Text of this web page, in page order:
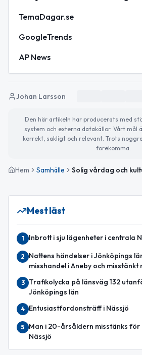
TemaDagar.se
GoogleTrends
AP News
Johan Larsson
Den här artikeln har producerats med
system och externa datakällor. Vårt mål
korrekt, sakligt och relevant. Trots
förekomma.
Hem Samhälle
Mest läst
1 Inbrott i sju lägenheter i centrala
2
Nattens händelser i Jönköpings
misshandel i Aneby och
3
Trafikolycka på länsväg 132
Jönköpings län
4 Entusiastfordonsträff i Nässjö
5
Man i 20-årsåldern misstänks
Nässjö